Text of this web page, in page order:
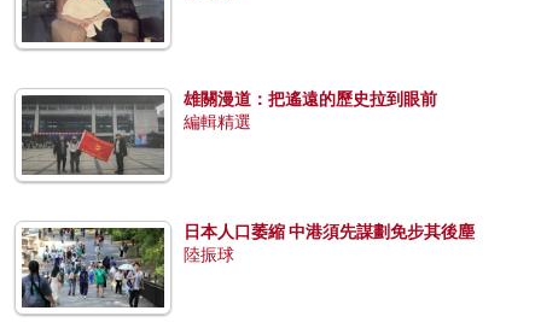
雄關漫道：把遙遠的歷史拉到眼前
編輯精選
日本人口萎縮 中港須先謀劃免步其後塵
陸振球